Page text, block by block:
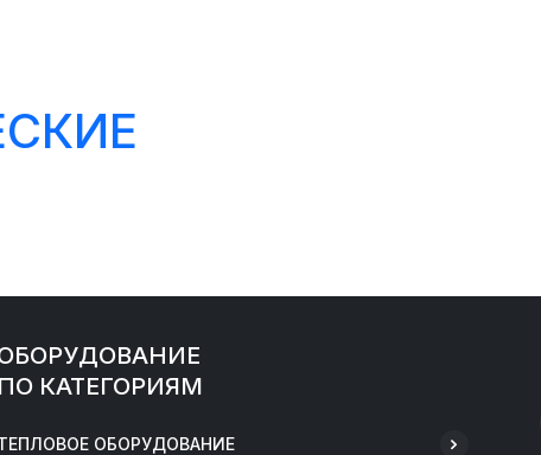
ПО КАТЕГОРИЯМ
ОБОРУДОВАНИЕ